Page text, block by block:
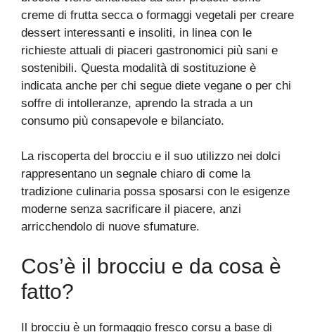
creme di frutta secca o formaggi vegetali per creare
dessert interessanti e insoliti, in linea con le
richieste attuali di piaceri gastronomici più sani e
sostenibili. Questa modalità di sostituzione è
indicata anche per chi segue diete vegane o per chi
soffre di intolleranze, aprendo la strada a un
consumo più consapevole e bilanciato.
La riscoperta del brocciu e il suo utilizzo nei dolci
rappresentano un segnale chiaro di come la
tradizione culinaria possa sposarsi con le esigenze
moderne senza sacrificare il piacere, anzi
arricchendolo di nuove sfumature.
Cos’è il brocciu e da cosa è
fatto?
Il brocciu è un formaggio fresco corsu a base di